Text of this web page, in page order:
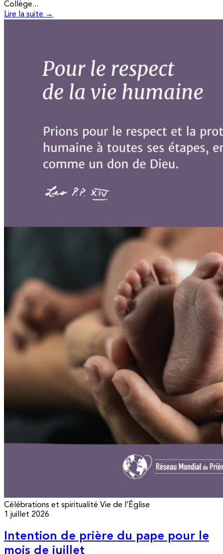
Collège...
Lire la suite →
Célébrations et spiritualité Vie de l’Église
1 juillet 2026
Intention de prière du pape pour le
mois de juillet